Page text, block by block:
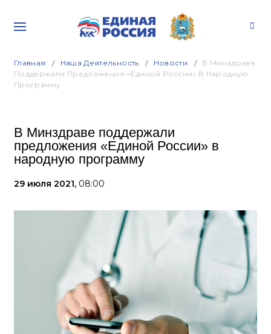
Главная Наша Деятельность Новости
В Минздраве
Поддержали Предложения «Единой России» В Народную
Программу
В Минздраве поддержали
предложения «Единой России» в
народную программу
29 июля 2021, 08:00